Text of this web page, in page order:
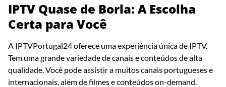
IPTV Quase de Borla: A Escolha
Certa para Você
A IPTVPortugal24 oferece uma experiência única de IPTV.
Tem uma grande variedade de canais e conteúdos de alta
qualidade. Você pode assistir a muitos canais portugueses e
internacionais, além de filmes e conteúdos on-demand.